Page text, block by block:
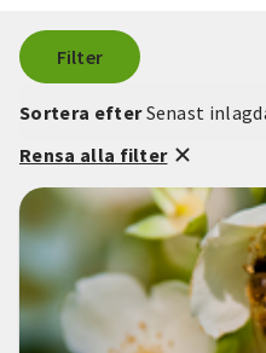
Filter
Sortera efterSenast
Rensa alla filter